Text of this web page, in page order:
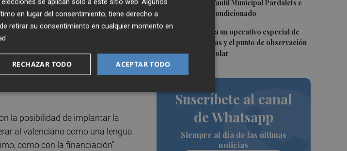
de la Escuela Infantil Municipal Pardalets e
instalará aire acondicionado
5 València prepara un operativo especial de
limpieza en playas y el punto de observación
para el eclipse solar
Suscríbete al canal
de Whatsapp
Siempre al día de las últimas
noticias
grupo intentará "buscar un
que alguien ponga en duda a
separatistas", ha
remarca una de las grandes
la posibilidad de implantar la
al valenciano como una lengua
como con la financiación"
en lugar del consentimiento; tiene derecho a
retirar su consentimiento en cualquier momento en
ACEPTAR TODO
RECHAZAR TODO